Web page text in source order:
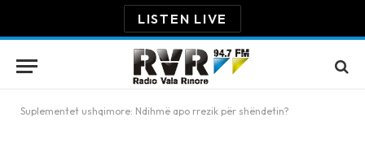
LISTEN LIVE
Suplementet ushqimore: Ndihmë apo rrezik për shëndetin?